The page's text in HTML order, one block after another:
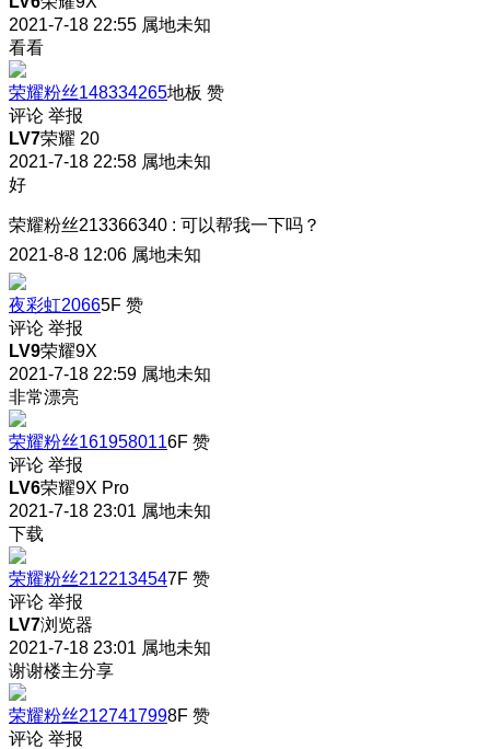
2021-7-18 22:55 属地未知
看看
荣耀粉丝148334265地板 赞
评论 举报
LV7荣耀 20
2021-7-18 22:58 属地未知
好
荣耀粉丝213366340 : 可以帮我一下吗？
2021-8-8 12:06 属地未知
夜彩虹20665F 赞
评论 举报
LV9荣耀9X
2021-7-18 22:59 属地未知
非常漂亮
荣耀粉丝1619580116F 赞
评论 举报
LV6荣耀9X Pro
2021-7-18 23:01 属地未知
下载
荣耀粉丝2122134547F 赞
评论 举报
LV7浏览器
2021-7-18 23:01 属地未知
谢谢楼主分享
荣耀粉丝2127417998F 赞
评论 举报